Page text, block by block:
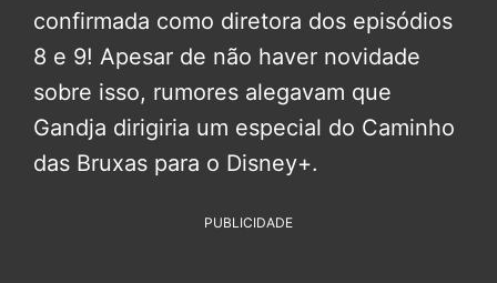
confirmada como diretora dos episódios
8 e 9! Apesar de não haver novidade
sobre isso, rumores alegavam que
Gandja dirigiria um especial do Caminho
das Bruxas para o Disney+.
PUBLICIDADE